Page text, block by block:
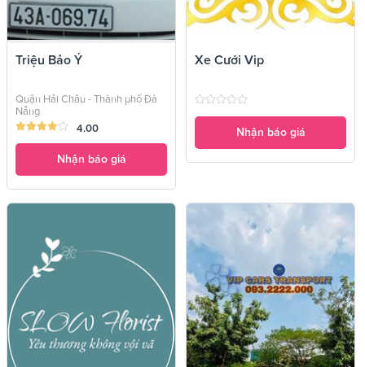
Triệu Bảo Ý
Quận Hải Châu - Thành phố Đà
Nẵng
4.00
Nhận báo giá
Xe Cưới Vip
Nhận báo giá